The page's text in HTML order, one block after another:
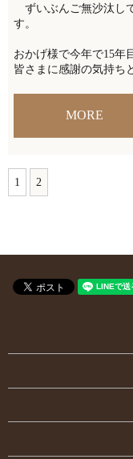
ずいぶんご無沙汰し
す。
おかげ様で今年で15年
皆さまに感謝の気持ち
MORE
1 2